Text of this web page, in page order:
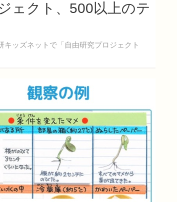
ェクト、500以上のテ
ッズネットで「自由研究プロジェクト